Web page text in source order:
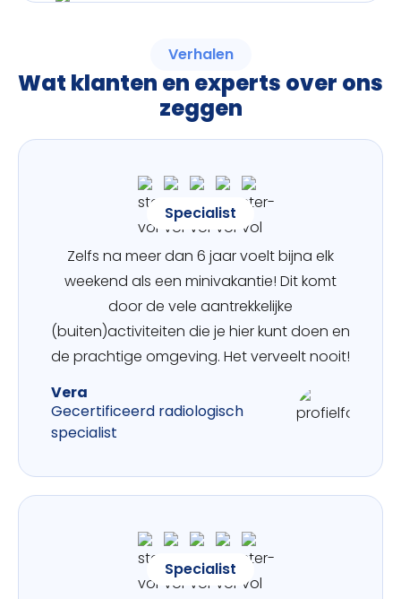
Verhalen
Wat klanten en experts over ons
zeggen
Specialist
Zelfs na meer dan 6 jaar voelt bijna elk
weekend als een minivakantie! Dit komt
door de vele aantrekkelijke
(buiten)activiteiten die je hier kunt doen en
de prachtige omgeving. Het verveelt nooit!
Vera
Gecertificeerd radiologisch
specialist
Specialist